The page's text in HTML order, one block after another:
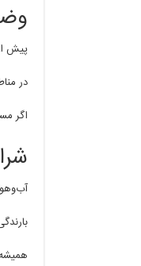
پیش
در
اگر